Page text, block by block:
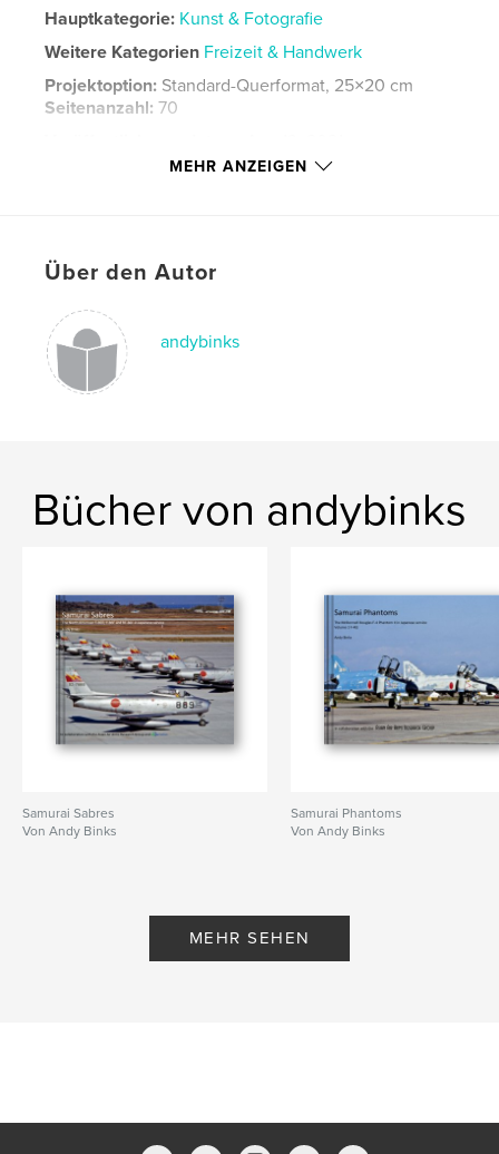
Hauptkategorie: Kunst & Fotografie
Weitere Kategorien Freizeit & Handwerk
Projektoption: Standard-Querformat, 25×20 cm
Seitenanzahl:70
English
Phantom , JASDF
MEHR ANZEIGEN
Über den Autor
andybinks
Bücher von andybinks
Samurai Sabres
Von Andy Binks
Samurai Phantoms
Von Andy Binks
MEHR SEHEN